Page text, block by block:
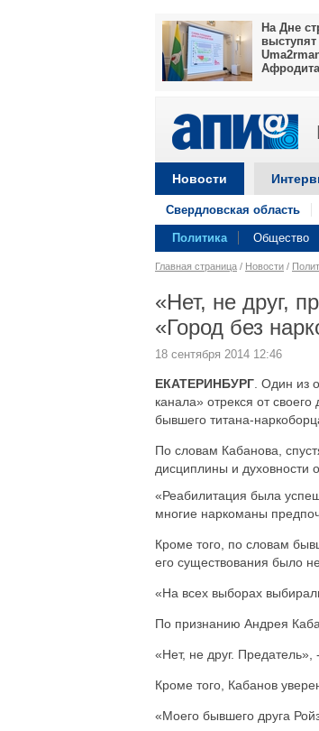
На Дне
выступят
Афродита
Новости
Свердловская область
Политика Общество
Главная страница / Новости /
«Нет, не друг,
«Город без
18 сентября 2014 12:46
ЕКАТЕРИНБУРГ . Один из
канала» отрекся от
бывшего титана-
По словам Кабанова,
дисциплины и духовности
«Реабилитация была
многие наркоманы
Кроме того, по словам
его существования было
«На всех выборах
По признанию Андрея
«Нет, не друг. Предатель»,
Кроме того, Кабанов
«Моего бывшего друга